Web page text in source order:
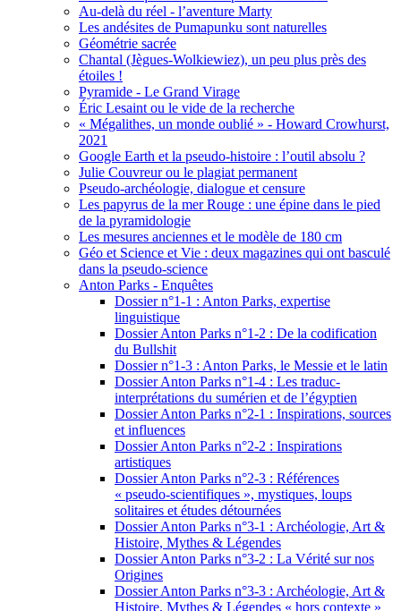
Au-delà du réel - l’aventure Marty
Les andésites de Pumapunku sont naturelles
Géométrie sacrée
Chantal (Jègues-Wolkiewiez), un peu plus près des
étoiles !
Pyramide - Le Grand Virage
Éric Lesaint ou le vide de la recherche
« Mégalithes, un monde oublié » - Howard Crowhurst,
2021
Google Earth et la pseudo-histoire : l’outil absolu ?
Julie Couvreur ou le plagiat permanent
Pseudo-archéologie, dialogue et censure
Les papyrus de la mer Rouge : une épine dans le pied
de la pyramidologie
Les mesures anciennes et le modèle de 180 cm
Géo et Science et Vie : deux magazines qui ont basculé
dans la pseudo-science
Anton Parks - Enquêtes
Dossier n°1-1 : Anton Parks, expertise
linguistique
Dossier Anton Parks n°1-2 : De la codification
du Bullshit
Dossier n°1-3 : Anton Parks, le Messie et le latin
Dossier Anton Parks n°1-4 : Les traduc-
interprétations du sumérien et de l’égyptien
Dossier Anton Parks n°2-1 : Inspirations, sources
et influences
Dossier Anton Parks n°2-2 : Inspirations
artistiques
Dossier Anton Parks n°2-3 : Références
« pseudo-scientifiques », mystiques, loups
solitaires et études détournées
Dossier Anton Parks n°3-1 : Archéologie, Art &
Histoire, Mythes & Légendes
Dossier Anton Parks n°3-2 : La Vérité sur nos
Origines
Dossier Anton Parks n°3-3 : Archéologie, Art &
Histoire, Mythes & Légendes « hors contexte »